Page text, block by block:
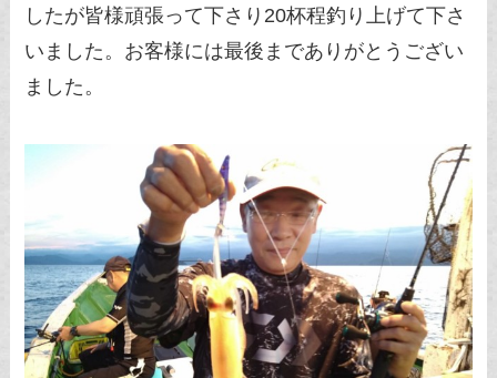
したが皆様頑張って下さり20杯程釣り上げて下さ
いました。お客様には最後までありがとうござい
ました。